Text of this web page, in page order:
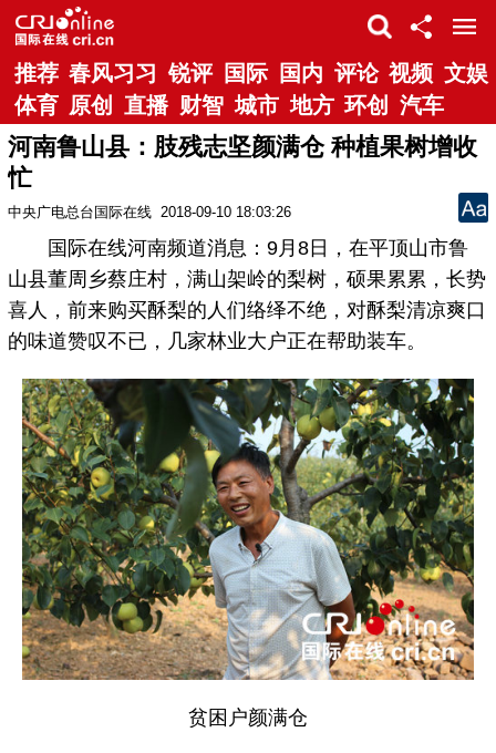
推荐 春风习习 锐评 国际 国内 评论 视频 文娱
体育 原创 直播 财智 城市 地方 环创 汽车
河南鲁山县：肢残志坚颜满仓 种植果树增收
忙
中央广电总台国际在线 2018-09-10 18:03:26
国际在线河南频道消息：9月8日，在平顶山市鲁
山县董周乡蔡庄村，满山架岭的梨树，硕果累累，长势
喜人，前来购买酥梨的人们络绎不绝，对酥梨清凉爽口
的味道赞叹不已，几家林业大户正在帮助装车。
贫困户颜满仓